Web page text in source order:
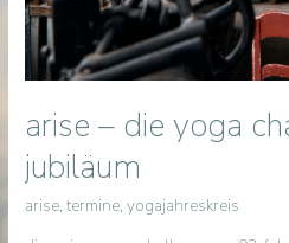
arise – die yoga
jubiläum
arise,termine,yogajahreskreis